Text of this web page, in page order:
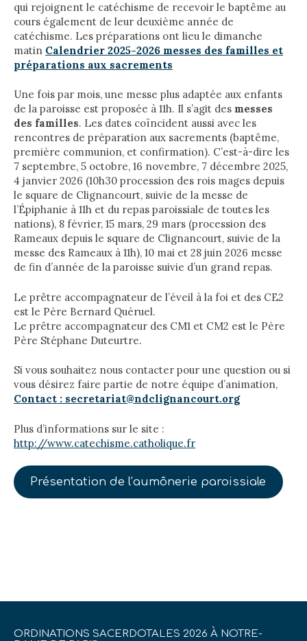
qui rejoignent le catéchisme de recevoir le baptême au
cours également de leur deuxième année de
catéchisme. Les préparations ont lieu le dimanche
matin Calendrier 2025-2026 messes des familles et
préparations aux sacrements
Une fois par mois, une messe plus adaptée aux enfants
de la paroisse est proposée à 11h. Il s’agit des messes
des familles. Les dates coïncident aussi avec les
rencontres de préparation aux sacrements (baptême,
première communion, et confirmation). C’est-à-dire les
7 septembre, 5 octobre, 16 novembre, 7 décembre 2025,
4 janvier 2026 (10h30 procession des rois mages depuis
le square de Clignancourt, suivie de la messe de
l’Épiphanie à 11h et du repas paroissiale de toutes les
nations), 8 février, 15 mars, 29 mars (procession des
Rameaux depuis le square de Clignancourt, suivie de la
messe des Rameaux à 11h), 10 mai et 28 juin 2026 messe
de fin d’année de la paroisse suivie d’un grand repas.
Le prêtre accompagnateur de l’éveil à la foi et des CE2
est le Père Bernard Quéruel.
Le prêtre accompagnateur des CM1 et CM2 est le Père
Père Stéphane Duteurtre.
Si vous souhaitez nous contacter pour une question ou si
vous désirez faire partie de notre équipe d’animation,
Contact : secretariat@ndclignancourt.org
Plus d’informations sur le site :
http://www.catechisme.catholique.fr
Présentation de l’aumônerie paroissiale
ORDINATIONS SACERDOTALES 2026 À NOTRE-